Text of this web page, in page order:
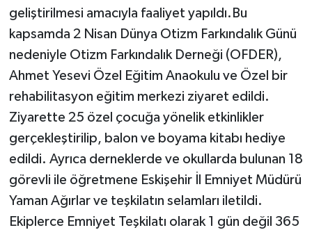
geliştirilmesi amacıyla faaliyet yapıldı.Bu
kapsamda 2 Nisan Dünya Otizm Farkındalık Günü
nedeniyle Otizm Farkındalık Derneği (OFDER),
Ahmet Yesevi Özel Eğitim Anaokulu ve Özel bir
rehabilitasyon eğitim merkezi ziyaret edildi.
Ziyarette 25 özel çocuğa yönelik etkinlikler
gerçekleştirilip, balon ve boyama kitabı hediye
edildi. Ayrıca derneklerde ve okullarda bulunan 18
görevli ile öğretmene Eskişehir İl Emniyet Müdürü
Yaman Ağırlar ve teşkilatın selamları iletildi.
Ekiplerce Emniyet Teşkilatı olarak 1 gün değil 365